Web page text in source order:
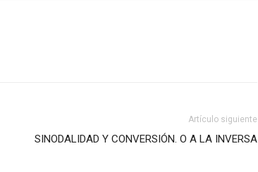
Artículo siguiente
SINODALIDAD Y CONVERSIÓN. O A LA INVERSA